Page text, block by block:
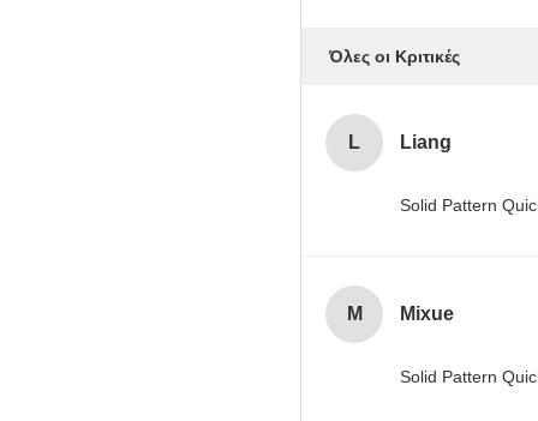
Όλες οι Κριτικές
L Liang
Solid Pattern
M Mixue
Solid Pattern